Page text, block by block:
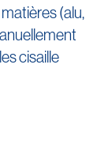
(alu,
cisaille